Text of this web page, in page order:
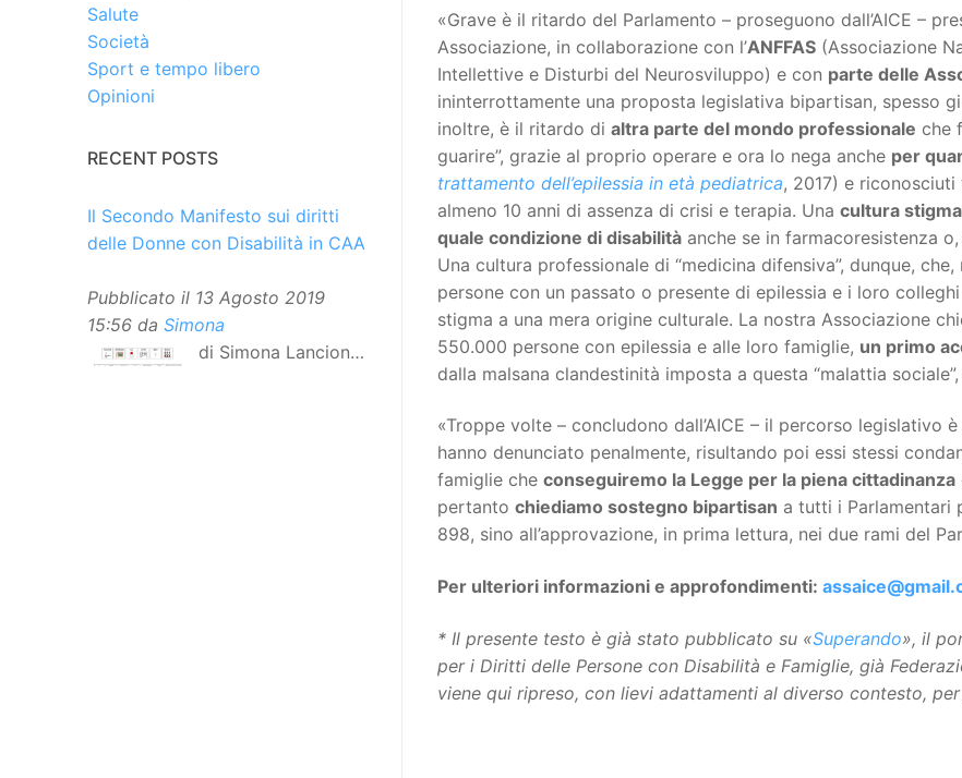
«Grave è il ritardo del Parlamento – proseguono dall’AICE –
Associazione, in collaborazione con l’ANFFAS (Associazione
Intellettive e Disturbi del Neurosviluppo) e con parte delle
ininterrottamente una proposta legislativa bipartisan, spesso
inoltre, è il ritardo di altra parte del mondo professionale che
guarire”, grazie al proprio operare e ora lo nega anche per
trattamento dell’epilessia in età pediatrica, 2017) e
almeno 10 anni di assenza di crisi e terapia. Una cultura
quale condizione di disabilità anche se in farmacoresistenza
Una cultura professionale di “medicina difensiva”, dunque,
persone con un passato o presente di epilessia e i loro
stigma a una mera origine culturale. La nostra Associazione
550.000 persone con epilessia e alle loro famiglie, un primo
dalla malsana clandestinità imposta a questa “malattia
«Troppe volte – concludono dall’AICE – il percorso
hanno denunciato penalmente, risultando poi essi stessi
famiglie che conseguiremo la Legge per la piena cittadinanza
pertanto chiediamo sostegno bipartisan a tutti i Parlamentari
898, sino all’approvazione, in prima lettura, nei due rami del
Per ulteriori informazioni e approfondimenti:
* Il presente testo è già stato pubblicato su «Superando», il
per i Diritti delle Persone con Disabilità e Famiglie, già
viene qui ripreso, con lievi adattamenti al diverso contesto,
Salute
Società
Sport e tempo libero
Opinioni
RECENT POSTS
Il Secondo Manifesto sui diritti
delle Donne con Disabilità in CAA
Pubblicato il 13 Agosto 2019
15:56 da Simona
di Simona Lancioni,